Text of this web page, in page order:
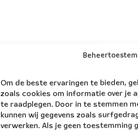
Om de beste ervaringen te bieden,
zoals cookies om informatie over je
te raadplegen. Door in te stemmen
kunnen wij gegevens zoals
verwerken. Als je geen